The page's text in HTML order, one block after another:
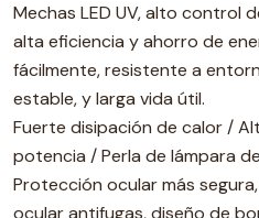
Mechas LED UV, alto control
alta eficiencia y ahorro de
fácilmente, resistente a
estable, y larga vida útil.
Fuerte disipación de calor /
potencia / Perla de lámpara
Protección ocular más
ocular antifugas, diseño de